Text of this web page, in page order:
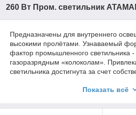
260 Вт Пром. светильник
Предназначены для внутреннего
высокими пролётами. Узнаваемый
фактор промышленного светильника
газоразрядным «колоколам».
светильника достигнута за счет
закаленным стеклом GL применяется
Показать всё